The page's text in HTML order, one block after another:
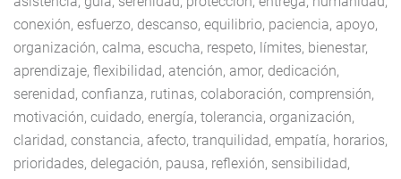
conexión, esfuerzo, descanso, equilibrio, paciencia, apoyo,
organización, calma, escucha, respeto, límites, bienestar,
aprendizaje, flexibilidad, atención, amor, dedicación,
serenidad, confianza, rutinas, colaboración, comprensión,
motivación, cuidado, energía, tolerancia, organización,
claridad, constancia, afecto, tranquilidad, empatía, horarios,
prioridades, delegación, pausa, reflexión, sensibilidad,